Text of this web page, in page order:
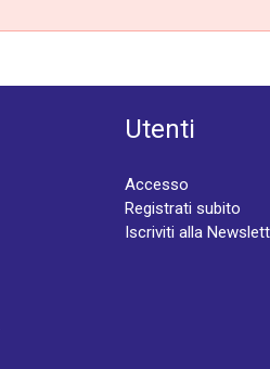
Utenti
Accesso
Registrati subito
Iscriviti alla